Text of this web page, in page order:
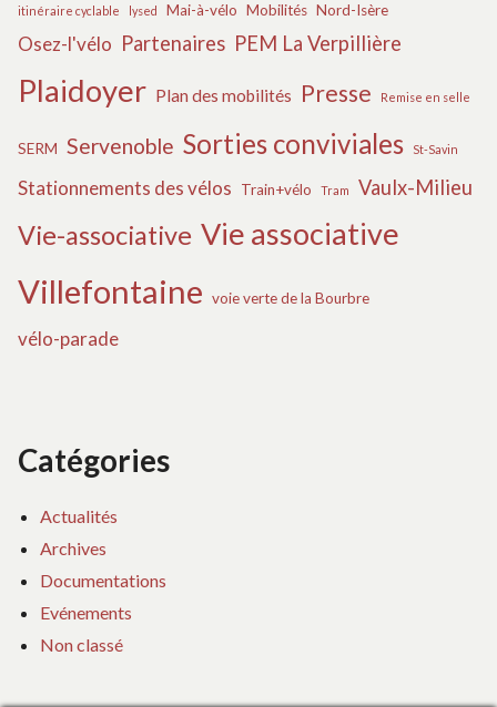
itinéraire cyclable lysed Mai-à-vélo Mobilités Nord-Isère
Osez-l'vélo Partenaires PEM La Verpillière
Plaidoyer Plan des mobilités Presse Remise en selle
SERM Servenoble Sorties conviviales St-Savin
Stationnements des vélos Train+vélo Tram Vaulx-Milieu
Vie-associative Vie associative
Villefontaine voie verte de la Bourbre
vélo-parade
Catégories
Actualités
Archives
Documentations
Evénements
Non classé